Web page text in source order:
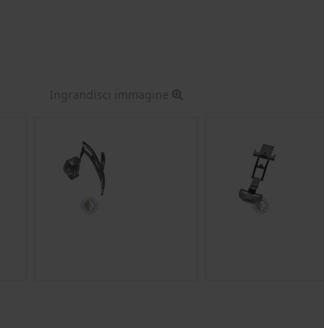
Ingrandisci immagine